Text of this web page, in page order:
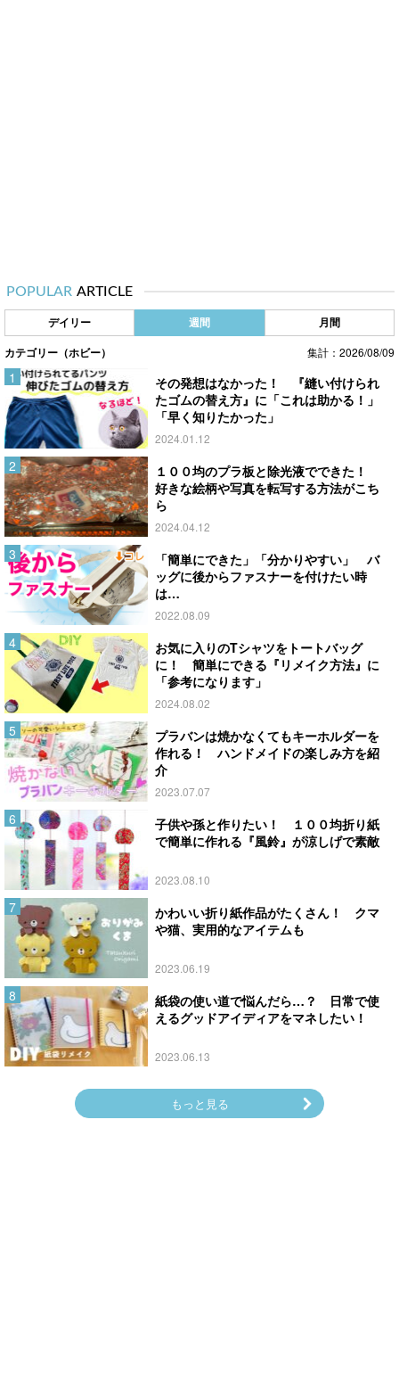
POPULAR ARTICLE
デイリー 週間 月間
カテゴリー（ホビー） 集計：2026/08/09
その発想はなかった！ 『縫い付けられ
たゴムの替え方』に「これは助かる！」
「早く知りたかった」
2024.01.12
１００均のプラ板と除光液でできた！
好きな絵柄や写真を転写する方法がこち
ら
2024.04.12
「簡単にできた」「分かりやすい」 バ
ッグに後からファスナーを付けたい時
は…
2022.08.09
お気に入りのTシャツをトートバッグ
に！ 簡単にできる『リメイク方法』に
「参考になります」
2024.08.02
プラバンは焼かなくてもキーホルダーを
作れる！ ハンドメイドの楽しみ方を紹
介
2023.07.07
子供や孫と作りたい！ １００均折り紙
で簡単に作れる『風鈴』が涼しげで素敵
2023.08.10
かわいい折り紙作品がたくさん！ クマ
や猫、実用的なアイテムも
2023.06.19
紙袋の使い道で悩んだら…？ 日常で使
えるグッドアイディアをマネしたい！
2023.06.13
もっと見る